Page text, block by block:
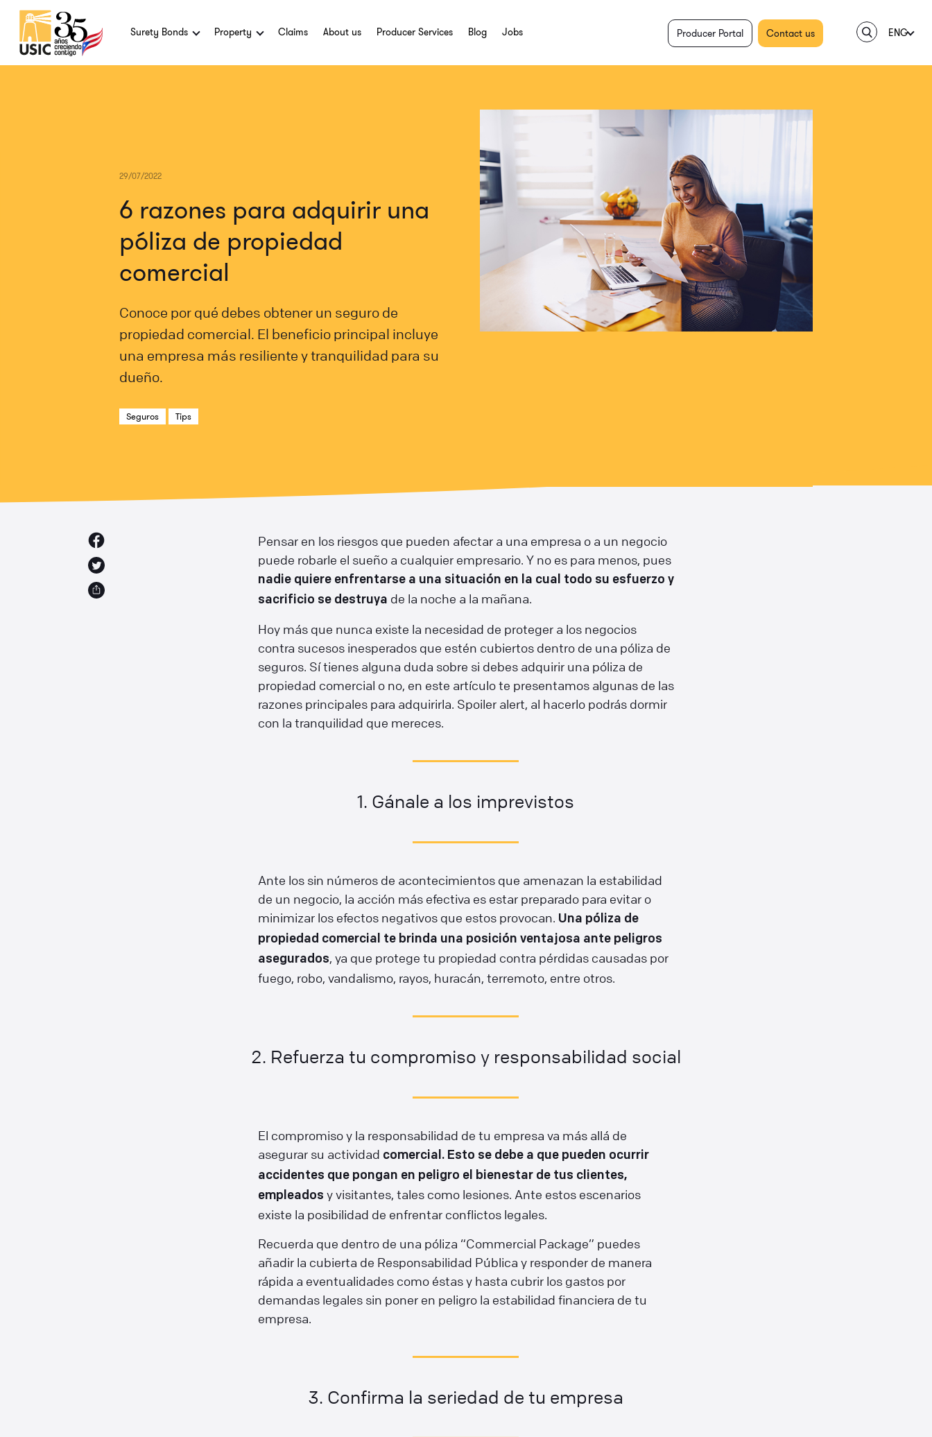
Surety Bonds Property Claims About us Producer Services Blog Jobs Producer Portal Contact us ENG
29/07/2022
6 razones para adquirir una
póliza de propiedad
comercial
Conoce por qué debes obtener un seguro de
propiedad comercial. El beneficio principal incluye
una empresa más resiliente y tranquilidad para su
dueño.
Seguros Tips
Pensar en los riesgos que pueden afectar a una empresa o a un negocio
puede robarle el sueño a cualquier empresario. Y no es para menos, pues
nadie quiere enfrentarse a una situación en la cual todo su esfuerzo y
sacrificio se destruya de la noche a la mañana.
Hoy más que nunca existe la necesidad de proteger a los negocios
contra sucesos inesperados que estén cubiertos dentro de una póliza de
seguros. Sí tienes alguna duda sobre si debes adquirir una póliza de
propiedad comercial o no, en este artículo te presentamos algunas de las
razones principales para adquirirla. Spoiler alert, al hacerlo podrás dormir
con la tranquilidad que mereces.
1. Gánale a los imprevistos
Ante los sin números de acontecimientos que amenazan la estabilidad
de un negocio, la acción más efectiva es estar preparado para evitar o
minimizar los efectos negativos que estos provocan. Una póliza de
propiedad comercial te brinda una posición ventajosa ante peligros
asegurados, ya que protege tu propiedad contra pérdidas causadas por
fuego, robo, vandalismo, rayos, huracán, terremoto, entre otros.
2. Refuerza tu compromiso y responsabilidad social
El compromiso y la responsabilidad de tu empresa va más allá de
asegurar su actividad comercial. Esto se debe a que pueden ocurrir
accidentes que pongan en peligro el bienestar de tus clientes,
empleados y visitantes, tales como lesiones. Ante estos escenarios
existe la posibilidad de enfrentar conflictos legales.
Recuerda que dentro de una póliza “Commercial Package” puedes
añadir la cubierta de Responsabilidad Pública y responder de manera
rápida a eventualidades como éstas y hasta cubrir los gastos por
demandas legales sin poner en peligro la estabilidad financiera de tu
empresa.
3. Confirma la seriedad de tu empresa